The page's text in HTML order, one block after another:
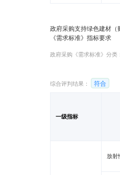
政府采购支持绿色建材（
《需求标准》指标要求
政府采购《需求标准》分类
综合评判结果：
符合
一级指标
放射